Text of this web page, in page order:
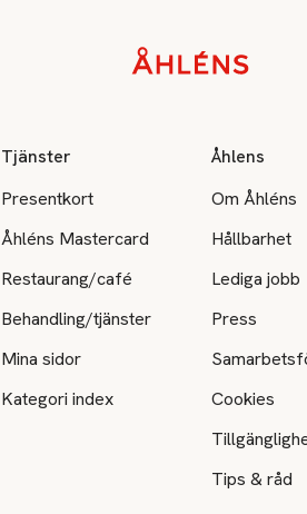
Tjänster
Presentkort
Åhléns Mastercard
Restaurang/café
Behandling/tjänster
Mina sidor
Kategori index
Åhlens
Om Åhléns
Hållbarhet
Lediga jobb
Press
Cookies
Tips & råd